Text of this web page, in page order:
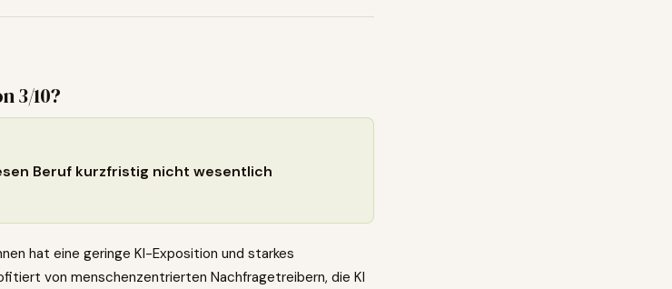
3/10?
Beruf kurzfristig nicht wesentlich
hat eine geringe KI-Exposition und starkes
von menschenzentrierten Nachfragetreibern, die KI